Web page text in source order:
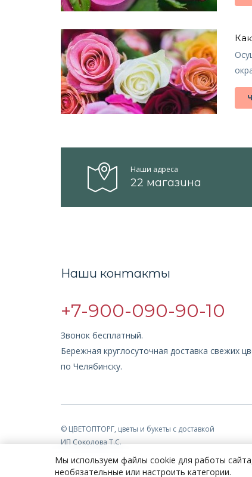
Наши адреса
22 магазина
Наши контакты
+7-900-090-90-10
Звонок бесплатный.
Бережная круглосуточная доставка свежих
по Челябинску.
© ЦВЕТОПТОРГ, цветы и букеты с доставкой
ИП Соколова Т.С.
Мы используем файлы cookie для работы
необязательные или настроить категории.